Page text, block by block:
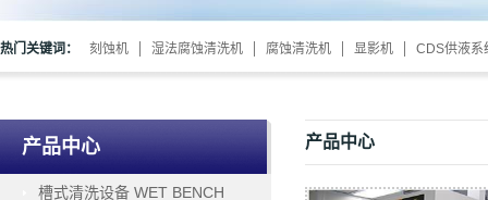
热门关键词： 刻蚀机 湿法腐蚀清洗机 腐蚀清洗机 显影机 CDS供液系
产品中心
槽式清洗设备 WET BENCH
产品中心